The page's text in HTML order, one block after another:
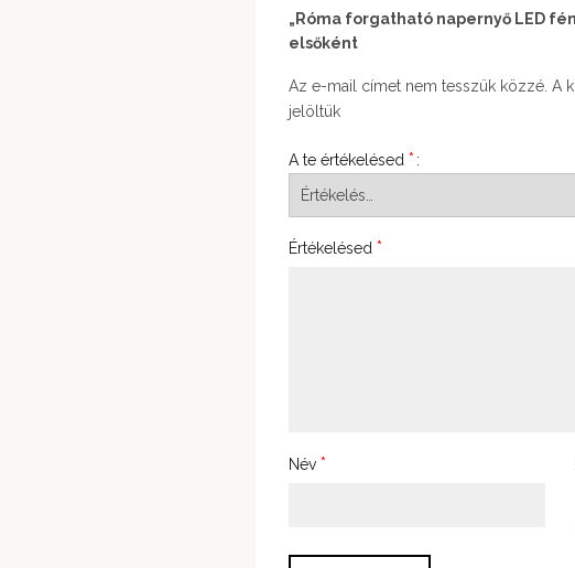
„Róma forgatható napernyő LED
elsőként
Az e-mail címet nem tesszük közzé. A
jelöltük
A te értékelésed *
Értékelésed *
Név *